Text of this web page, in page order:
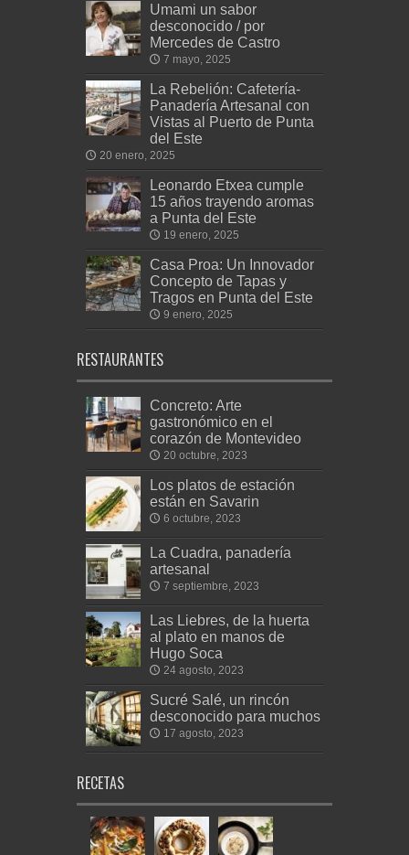
Umami un sabor
desconocido / por
Mercedes de Castro
7 mayo, 2025
La Rebelión: Cafetería-
Panadería Artesanal con
Vistas al Puerto de Punta
del Este
20 enero, 2025
Leonardo Etxea cumple
15 años trayendo aromas
a Punta del Este
19 enero, 2025
Casa Proa: Un Innovador
Concepto de Tapas y
Tragos en Punta del Este
9 enero, 2025
RESTAURANTES
Concreto: Arte
gastronómico en el
corazón de Montevideo
20 octubre, 2023
Los platos de estación
están en Savarin
6 octubre, 2023
La Cuadra, panadería
artesanal
7 septiembre, 2023
Las Liebres, de la huerta
al plato en manos de
Hugo Soca
24 agosto, 2023
Sucré Salé, un rincón
desconocido para muchos
17 agosto, 2023
RECETAS